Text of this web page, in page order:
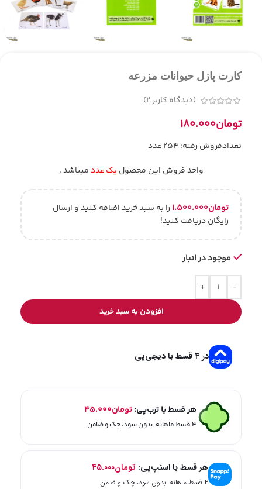
کارت پازل حیوانات مزرعه
(دیدگاه کاربر2
)
تومان۱۸۰.۰۰۰
تعدادفروش رفته: 254 عدد
واحد فروش این محصول یک عددمیباشد .
تومان۱.۵۰۰.۰۰۰ را به سبد خرید اضافه کنید و ارسال
رایگان دریافت کنید!
موجود در انبار
-
+
افزودن به سبد خرید
در ۴ قسط با دیجی‌پی
هر قسط با ترب‌پی:تومان۴۵.۰۰۰
۴ قسط ماهانه. بدون سود، چک و ضامن.
هر قسط با اسنپ‌پی: تومان۴۵.۰۰۰
۴ قسط ماهانه. بدون سود، چک و ضامن.